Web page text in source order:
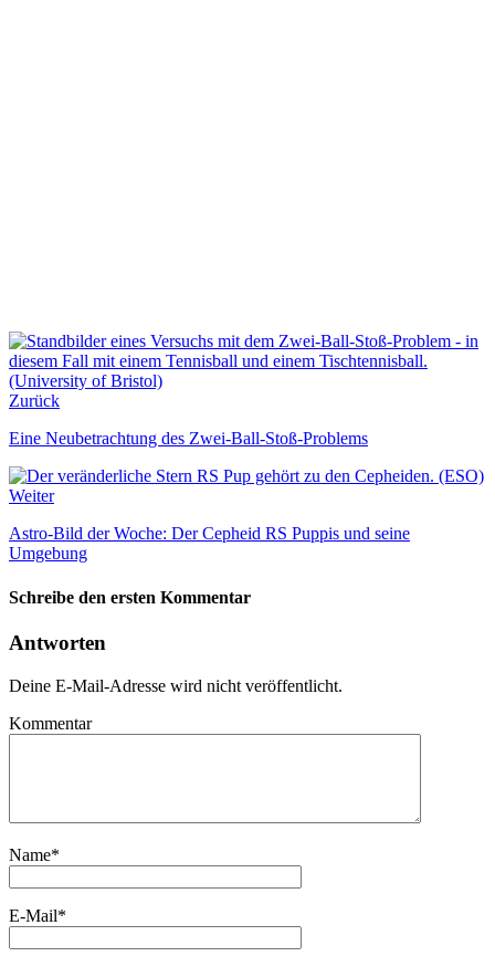
Zurück
Eine Neubetrachtung des Zwei-Ball-Stoß-Problems
Weiter
Astro-Bild der Woche: Der Cepheid RS Puppis und seine
Umgebung
Schreibe den ersten Kommentar
Antworten
Deine E-Mail-Adresse wird nicht veröffentlicht.
Kommentar
Name*
E-Mail*